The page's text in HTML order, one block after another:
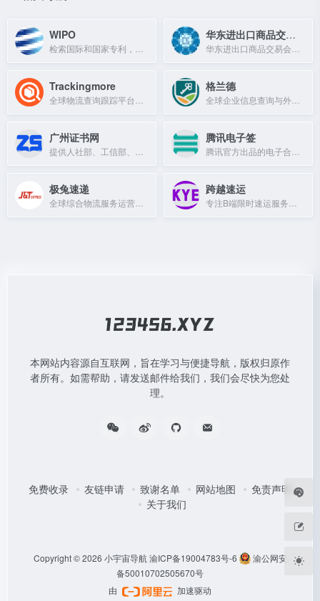
WIPO 华东进出口商品交易会
Trackingmore 格兰德
广州证书网 腾讯电子签
极兔速递 跨越速运
本网站内容源自互联网，旨在学习与便捷导航，版权归原作
者所有。如需帮助，请发送邮件给我们，我们会尽快为您处
理。
免费收录 友链申请 致谢名单 网站地图
免责声明
关于我们
Copyright © 2026 小宇宙导航 渝ICP备19004783号-6
渝公网安
备50010702505670号
由
加速驱动